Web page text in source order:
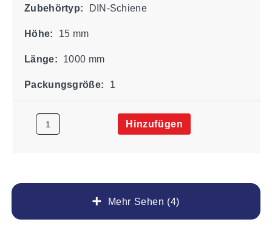
Mehr Sehen (4)
Zubehörtyp: DIN-Schiene
Höhe: 15 mm
Länge: 1000 mm
Packungsgröße: 1
Hinzufügen